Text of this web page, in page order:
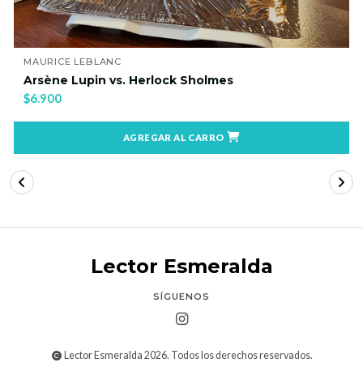
MAURICE LEBLANC
Arsène Lupin vs. Herlock Sholmes
AGREGAR AL CARRO
Lector Esmeralda
SÍGUENOS
Lector Esmeralda 2026. Todos los derechos reservados.